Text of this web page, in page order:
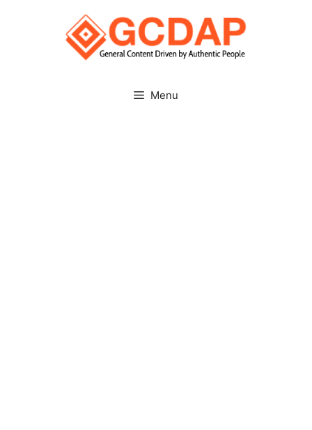
Menu